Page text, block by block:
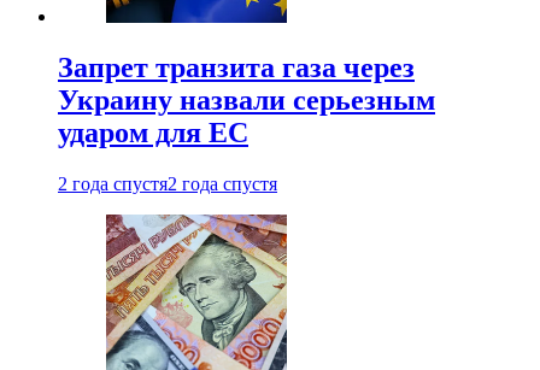
Запрет транзита газа через
Украину назвали серьезным
ударом для ЕС
2 года спустя2 года спустя